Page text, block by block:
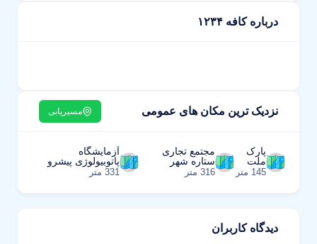
درباره کافه ۱۲۳۴
نزدیک ترین مکان های عمومی مسیریابی
پارک
ملت
145 متر
مجتمع تجاری
ستاره شهر
316 متر
آزمایشگاه
پاتوبیولوژی پیشرو
331 متر
دیدگاه کاربران